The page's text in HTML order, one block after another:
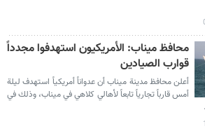
محافظ ميناب: الأمريكيون استهدفوا مجدداً
قوارب الصيادين
أعلن محافظ مدينة ميناب أن عدواناً أمريكياً استهدف ليلة
أمس قارباً تجارياً تابعاً لأهالي كلاهي في ميناب، وذلك في